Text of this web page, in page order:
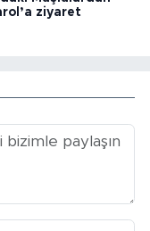
ziyaret